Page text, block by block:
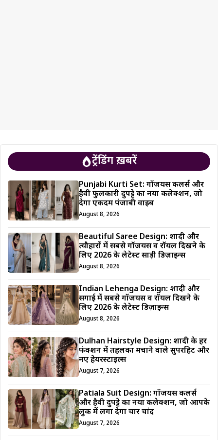
ट्रेंडिंग ख़बरें
Punjabi Kurti Set: गॉर्जियस कलर्स और
हैवी फुलकारी दुपट्टे का नया कलेक्शन, जो
देगा एकदम पंजाबी वाइब
August 8, 2026
Beautiful Saree Design: शादी और
त्यौहारों में सबसे गॉर्जियस व रॉयल दिखने के
लिए 2026 के लेटेस्ट साड़ी डिज़ाइन्स
August 8, 2026
Indian Lehenga Design: शादी और
सगाई में सबसे गॉर्जियस व रॉयल दिखने के
लिए 2026 के लेटेस्ट डिज़ाइन्स
August 8, 2026
Dulhan Hairstyle Design: शादी के हर
फंक्शन में तहलका मचाने वाले सुपरहिट और
नए हेयरस्टाइल्स
August 7, 2026
Patiala Suit Design: गॉर्जियस कलर्स
और हैवी दुपट्टे का नया कलेक्शन, जो आपके
लुक में लगा देगा चार चांद
August 7, 2026